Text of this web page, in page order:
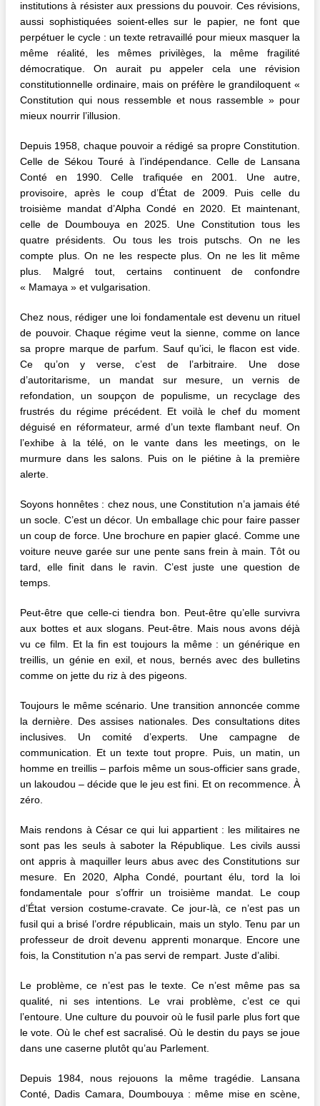
institutions à résister aux pressions du pouvoir. Ces révisions,
aussi sophistiquées soient-elles sur le papier, ne font que
perpétuer le cycle : un texte retravaillé pour mieux masquer la
même réalité, les mêmes privilèges, la même fragilité
démocratique. On aurait pu appeler cela une révision
constitutionnelle ordinaire, mais on préfère le grandiloquent «
Constitution qui nous ressemble et nous rassemble » pour
mieux nourrir l’illusion.
Depuis 1958, chaque pouvoir a rédigé sa propre Constitution.
Celle de Sékou Touré à l’indépendance. Celle de Lansana
Conté en 1990. Celle trafiquée en 2001. Une autre,
provisoire, après le coup d’État de 2009. Puis celle du
troisième mandat d’Alpha Condé en 2020. Et maintenant,
celle de Doumbouya en 2025. Une Constitution tous les
quatre présidents. Ou tous les trois putschs. On ne les
compte plus. On ne les respecte plus. On ne les lit même
plus. Malgré tout, certains continuent de confondre
« Mamaya » et vulgarisation.
Chez nous, rédiger une loi fondamentale est devenu un rituel
de pouvoir. Chaque régime veut la sienne, comme on lance
sa propre marque de parfum. Sauf qu’ici, le flacon est vide.
Ce qu’on y verse, c’est de l’arbitraire. Une dose
d’autoritarisme, un mandat sur mesure, un vernis de
refondation, un soupçon de populisme, un recyclage des
frustrés du régime précédent. Et voilà le chef du moment
déguisé en réformateur, armé d’un texte flambant neuf. On
l’exhibe à la télé, on le vante dans les meetings, on le
murmure dans les salons. Puis on le piétine à la première
alerte.
Soyons honnêtes : chez nous, une Constitution n’a jamais été
un socle. C’est un décor. Un emballage chic pour faire passer
un coup de force. Une brochure en papier glacé. Comme une
voiture neuve garée sur une pente sans frein à main. Tôt ou
tard, elle finit dans le ravin. C’est juste une question de
temps.
Peut-être que celle-ci tiendra bon. Peut-être qu’elle survivra
aux bottes et aux slogans. Peut-être. Mais nous avons déjà
vu ce film. Et la fin est toujours la même : un générique en
treillis, un génie en exil, et nous, bernés avec des bulletins
comme on jette du riz à des pigeons.
Toujours le même scénario. Une transition annoncée comme
la dernière. Des assises nationales. Des consultations dites
inclusives. Un comité d’experts. Une campagne de
communication. Et un texte tout propre. Puis, un matin, un
homme en treillis – parfois même un sous-officier sans grade,
un lakoudou – décide que le jeu est fini. Et on recommence. À
zéro.
Mais rendons à César ce qui lui appartient : les militaires ne
sont pas les seuls à saboter la République. Les civils aussi
ont appris à maquiller leurs abus avec des Constitutions sur
mesure. En 2020, Alpha Condé, pourtant élu, tord la loi
fondamentale pour s’offrir un troisième mandat. Le coup
d’État version costume-cravate. Ce jour-là, ce n’est pas un
fusil qui a brisé l’ordre républicain, mais un stylo. Tenu par un
professeur de droit devenu apprenti monarque. Encore une
fois, la Constitution n’a pas servi de rempart. Juste d’alibi.
Le problème, ce n’est pas le texte. Ce n’est même pas sa
qualité, ni ses intentions. Le vrai problème, c’est ce qui
l’entoure. Une culture du pouvoir où le fusil parle plus fort que
le vote. Où le chef est sacralisé. Où le destin du pays se joue
dans une caserne plutôt qu’au Parlement.
Depuis 1984, nous rejouons la même tragédie. Lansana
Conté, Dadis Camara, Doumbouya : même mise en scène,